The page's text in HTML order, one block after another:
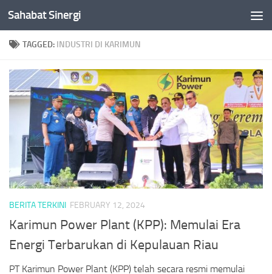
Skip to content
Sahabat Sinergi
TAGGED: INDUSTRI DI KARIMUN
BERITA TERKINI FEBRUARY 12, 2024
Karimun Power Plant (KPP): Memulai Era
Energi Terbarukan di Kepulauan Riau
PT Karimun Power Plant (KPP) telah secara resmi memulai